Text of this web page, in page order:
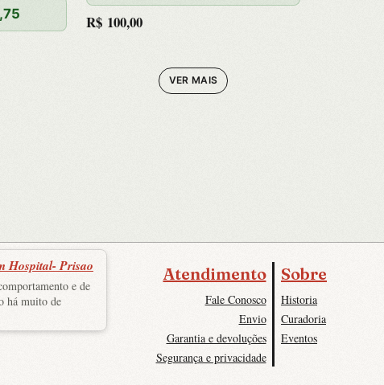
R$ 100,00
VER MAIS
Hospital- Prisao
e de
há muito de
Atendimento
Fale Conosco
Envio
Garantia e devoluções
Segurança e privacidade
Sobre
Historia
Curadoria
Eventos